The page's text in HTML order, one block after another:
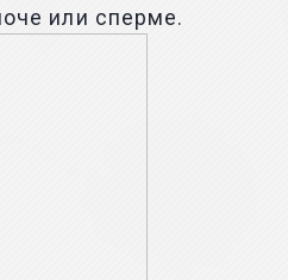
или сперме.